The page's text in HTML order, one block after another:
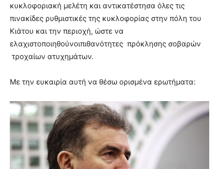
κυκλοφοριακή μελέτη και αντικατέστησα όλες τις
πινακίδες ρυθμιστικές της κυκλοφορίας στην πόλη του
Κιάτου και την περιοχή, ώστε να
ελαχιστοποιηθούνοιπιθανότητες πρόκλησης σοβαρών
τροχαίων ατυχημάτων.
Με την ευκαιρία αυτή να θέσω ορισμένα ερωτήματα: